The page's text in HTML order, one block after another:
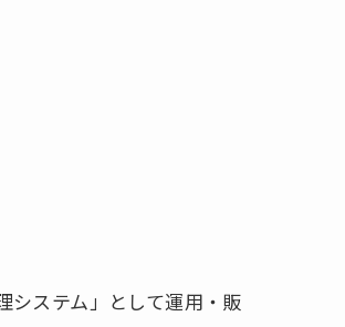
システム」として運用・販